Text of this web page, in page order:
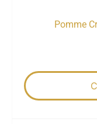
Pomme